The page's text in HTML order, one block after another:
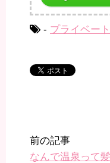
- プライベート
前の記事
なんで温泉って